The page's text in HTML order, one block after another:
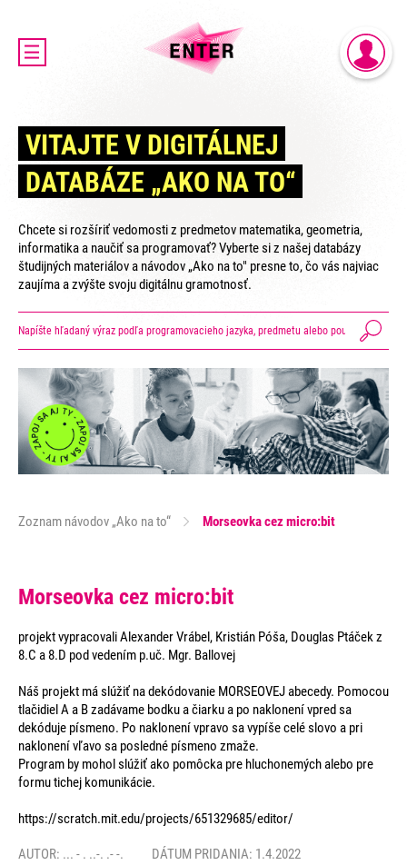
O PROJEKTE ENTER
ENTER MICRO:BIT 3D CUP
ENTER PROGRAMIÁDA
VIDEÁ YOUTUBEROV
VAŠE NÁPADY
KONTAKTY
REGISTRÁCIA
VITAJTE V DIGITÁLNEJ
DATABÁZE „AKO NA TO“
Chcete si rozšíriť vedomosti z predmetov matematika, geometria,
informatika a naučiť sa programovať? Vyberte si z našej databázy
študijných materiálov a návodov „Ako na to" presne to, čo vás najviac
zaujíma a zvýšte svoju digitálnu gramotnosť.
Zoznam návodov „Ako na to“ Morseovka cez micro:bit
Morseovka cez micro:bit
projekt vypracovali Alexander Vrábel, Kristián Póša, Douglas Ptáček z
8.C a 8.D pod vedením p.uč. Mgr. Ballovej
Náš projekt má slúžiť na dekódovanie MORSEOVEJ abecedy. Pomocou
tlačidiel A a B zadávame bodku a čiarku a po naklonení vpred sa
dekóduje písmeno. Po naklonení vpravo sa vypíše celé slovo a pri
naklonení vľavo sa posledné písmeno zmaže.
Program by mohol slúžiť ako pomôcka pre hluchonemých alebo pre
formu tichej komunikácie.
https://scratch.mit.edu/projects/651329685/editor/
AUTOR: ... - . ..-. .- -. DÁTUM PRIDANIA: 1.4.2022